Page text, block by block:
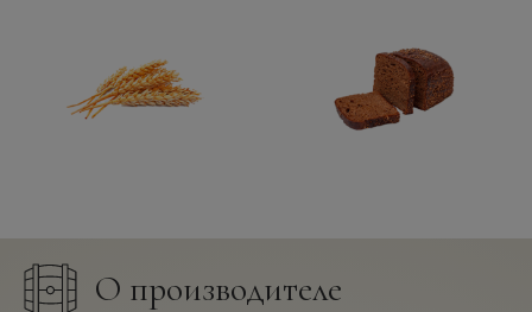
О производителе